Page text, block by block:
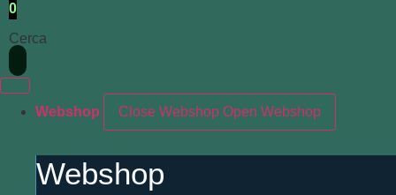
0
Cerca
Webshop Close Webshop Open Webshop
Webshop